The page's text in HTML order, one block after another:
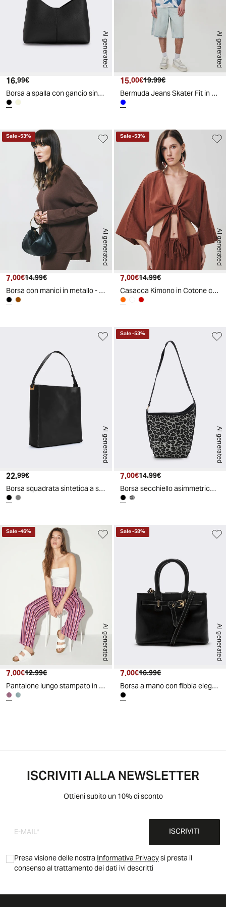
AI generated
Prezzo attuale
16.99€
Borsa a spalla con gancio sintetica - Nero
AI generated
Prezzo attuale
15.00€ Prezzo originale
19.99€
Bermuda Jeans Skater Fit in Denim Slavato - Denim chiaro
AI generated
Sale-53%
Prezzo attuale
7.00€ Prezzo originale
14.99€
Borsa con manici in metallo - Nero
AI generated
Sale-53%
Prezzo attuale
7.00€ Prezzo originale
14.99€
Casacca Kimono in Cotone con Nodo - Cognac
AI generated
Prezzo attuale
22.99€
Borsa squadrata sintetica a spalla - Nero
AI generated
Sale-53%
Prezzo attuale
7.00€ Prezzo originale
14.99€
Borsa secchiello asimmetrico in tessuto - Nero
AI generated
Sale-46%
Prezzo attuale
7.00€ Prezzo originale
12.99€
Pantalone lungo stampato in tessuto leggero
AI generated
Sale-58%
Prezzo attuale
7.00€ Prezzo originale
16.99€
Borsa a mano con fibbia elegante e pratica - Nero
ISCRIVITI ALLA NEWSLETTER
Ottieni subito un 10% di sconto
ISCRIVITI
Presa visione delle nostraInformativa Privacysi presta il
consenso al trattamento dei dati ivi descritti